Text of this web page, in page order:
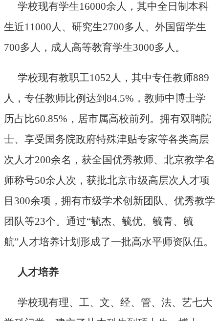
学校现有学生16000余人，其中全日制本科
生近11000人、研究生2700多人、外国留学生
700多人，成人高等教育学生3000多人。
学校现有教职工1052人，其中专任教师889
人，专任教师比例达到84.5%，教师中博士学
历占比60.85%，居市属高校前列。拥有双聘院
士、享受国务院政府特殊津贴专家等各类高层
次人才200余名，获全国优秀教师、北京教学名
师称号50余人次，获批北京市级高层次人才项
目300余项，拥有市级学术创新团队、优秀教学
团队等23个。通过“毓杰、毓优、毓青、毓
航”人才培养计划形成了一批高水平师资队伍。
人才培养
学校现有理、工、文、经、管、法、艺七大